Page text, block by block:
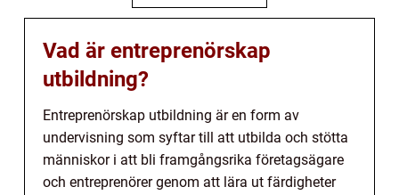
Vad är entreprenörskap
utbildning?
Entreprenörskap utbildning är en form av
undervisning som syftar till att utbilda och stötta
människor i att bli framgångsrika företagsägare
och entreprenörer genom att lära ut färdigheter